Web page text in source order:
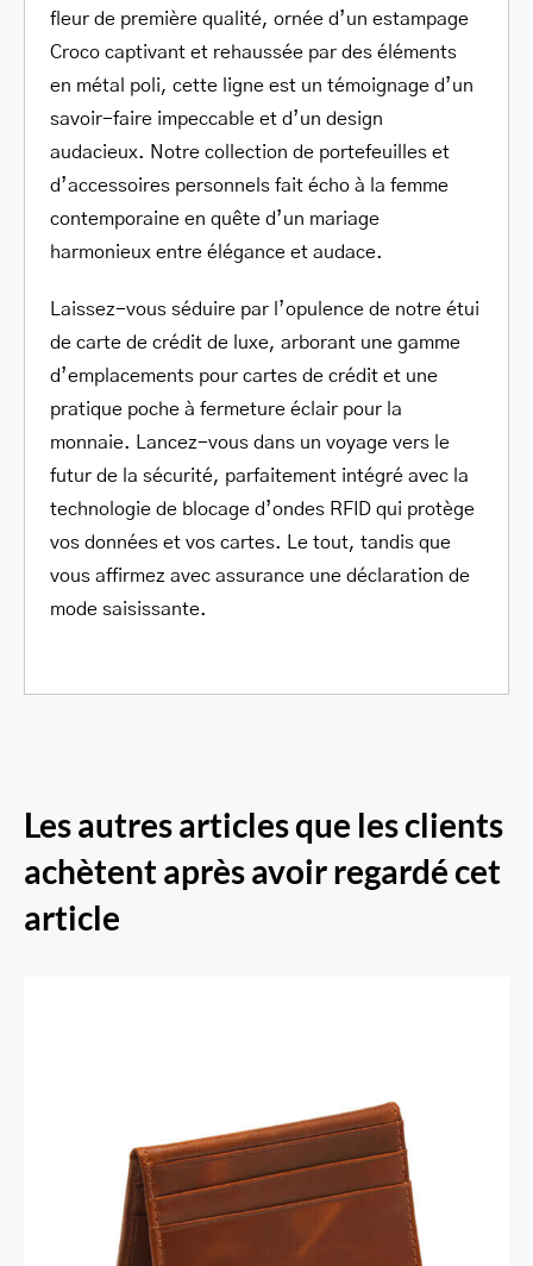
fleur de première qualité, ornée d’un estampage
Croco captivant et rehaussée par des éléments
en métal poli, cette ligne est un témoignage d’un
savoir-faire impeccable et d’un design
audacieux. Notre collection de portefeuilles et
d’accessoires personnels fait écho à la femme
contemporaine en quête d’un mariage
harmonieux entre élégance et audace.
Laissez-vous séduire par l’opulence de notre étui
de carte de crédit de luxe, arborant une gamme
d’emplacements pour cartes de crédit et une
pratique poche à fermeture éclair pour la
monnaie. Lancez-vous dans un voyage vers le
futur de la sécurité, parfaitement intégré avec la
technologie de blocage d’ondes RFID qui protège
vos données et vos cartes. Le tout, tandis que
vous affirmez avec assurance une déclaration de
mode saisissante.
Les autres articles que les clients
achètent après avoir regardé cet
article
Porte-cartes RFID Secure